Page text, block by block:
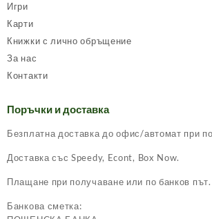
Игри
Карти
Книжки с лично обръщение
За нас
Контакти
Поръчки и доставка
Безплатна доставка до офис/автомат при
Доставка със Speedy, Econt, Box Now.
Плащане при получаване или по банков път.
Банкова сметка: